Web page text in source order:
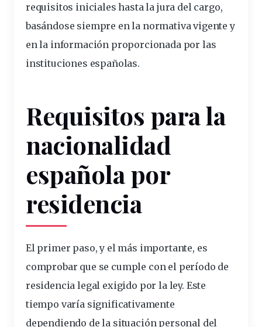
requisitos iniciales hasta la jura del cargo,
basándose siempre en la normativa vigente y
en la información proporcionada por las
instituciones españolas.
Requisitos para la
nacionalidad
española por
residencia
El primer paso, y el más importante, es
comprobar que se cumple con el período de
residencia legal exigido por la ley. Este
tiempo varía significativamente
dependiendo de la situación personal del